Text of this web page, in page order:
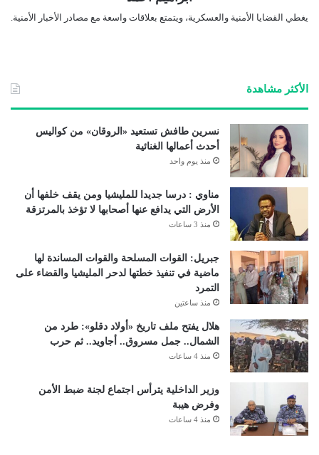
يغطي القضايا الأمنية والعسكرية، ويتمتع بعلاقات واسعة مع مصادر الأخبار الأمنية.
الأكثر مشاهدة
نسرين طافش تستعيد «الروقان» من كواليس
أحدث أعمالها الغنائية
منذ يوم واحد
مناوي : درسا جديدا للمليشيا ومن يقف خلفها أن
الأرض التي يدافع عنها أصحابها لا تؤخذ بالمرتزقة
منذ 3 ساعات
جبريل: القوات المسلحة والقوات المساندة لها
ماضية في تنفيذ خطتها لدحر المليشيا والقضاء على
التمرد
منذ ساعتين
هلال يفتح ملف تاريخ «أولاد دقلو»: طرد من
الشمال.. جمل مسروق.. أجاويد.. ثم حرب
منذ 4 ساعات
وزير الداخلية يترأس اجتماع لجنة ضبط الأمن
وفرض هيبة
منذ 4 ساعات